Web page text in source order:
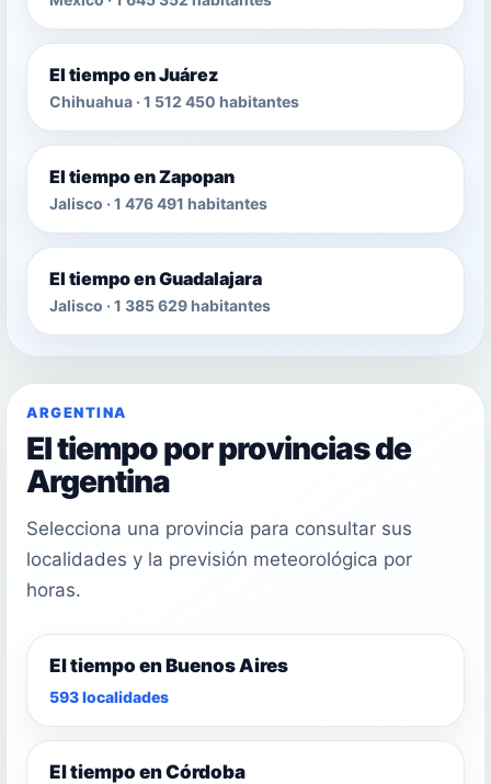
El tiempo en Juárez
Chihuahua · 1 512 450 habitantes
El tiempo en Zapopan
Jalisco · 1 476 491 habitantes
El tiempo en Guadalajara
Jalisco · 1 385 629 habitantes
ARGENTINA
El tiempo por provincias de
Argentina
Selecciona una provincia para consultar sus
localidades y la previsión meteorológica por
horas.
El tiempo en Buenos Aires
593 localidades
El tiempo en Córdoba